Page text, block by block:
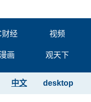
财经 视频
漫画 观天下
desktop
中文